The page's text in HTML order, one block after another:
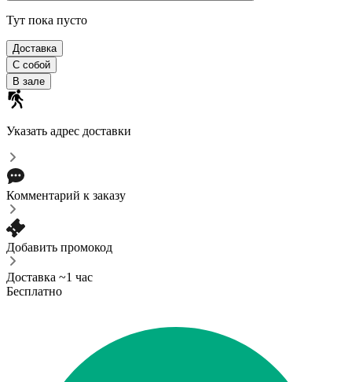
Тут пока пусто
Доставка
С собой
В зале
Указать адрес доставки
Комментарий к заказу
Добавить промокод
Доставка ~1 час
Бесплатно